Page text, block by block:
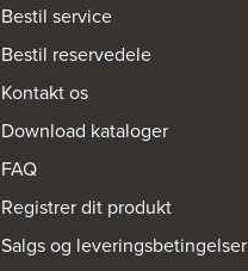
Bestil service
Bestil reservedele
Kontakt os
Download kataloger
FAQ
Registrer dit produkt
Salgs og leveringsbetingelser